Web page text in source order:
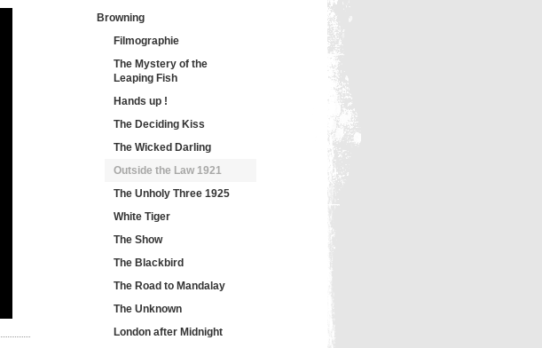
Browning
Filmographie
The Mystery of the
Leaping Fish
Hands up !
The Deciding Kiss
The Wicked Darling
Outside the Law 1921
The Unholy Three 1925
White Tiger
The Show
The Blackbird
The Road to Mandalay
The Unknown
London after Midnight